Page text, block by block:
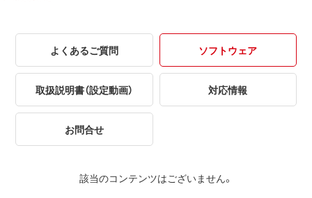
よくあるご質問 ソフトウェア
取扱説明書（設定動画） 対応情報
お問合せ
該当のコンテンツはございません。